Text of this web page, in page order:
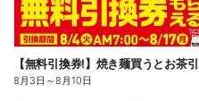
8月3日 ～8月10日